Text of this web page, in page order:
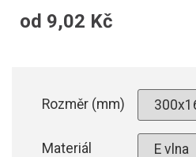
od 9,02 Kč
Rozměr (mm)
Materiál